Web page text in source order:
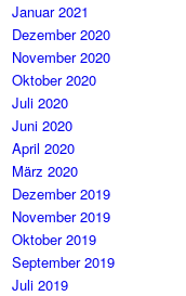
Januar 2021
Dezember 2020
November 2020
Oktober 2020
Juli 2020
Juni 2020
April 2020
März 2020
Dezember 2019
November 2019
Oktober 2019
September 2019
Juli 2019